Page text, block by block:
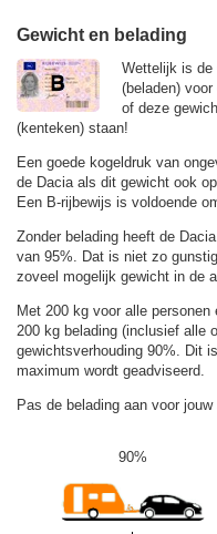
Gewicht en belading
Wettelijk is de
(beladen)
of deze
(kenteken) staan!
Een goede kogeldruk van
de Dacia als dit gewicht ook
Een B-rijbewijs is voldoende
Zonder belading heeft de
van 95%. Dat is niet zo
zoveel mogelijk gewicht in de
Met 200 kg voor alle
200 kg belading (inclusief alle
gewichtsverhouding 90%. Dit
maximum wordt geadviseerd.
Pas de belading aan voor
90%